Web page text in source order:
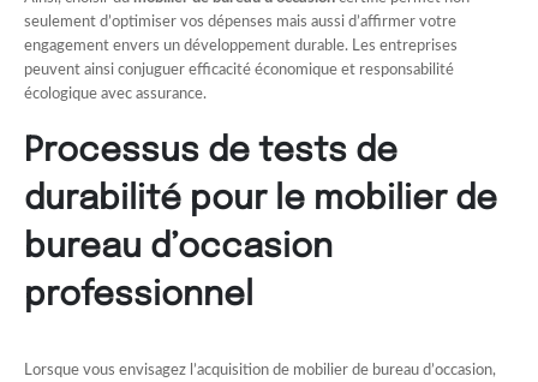
seulement d’optimiser vos dépenses mais aussi d’affirmer votre
engagement envers un développement durable. Les entreprises
peuvent ainsi conjuguer efficacité économique et responsabilité
écologique avec assurance.
Processus de tests de
durabilité pour le mobilier de
bureau d’occasion
professionnel
Lorsque vous envisagez l’acquisition de mobilier de bureau d’occasion,